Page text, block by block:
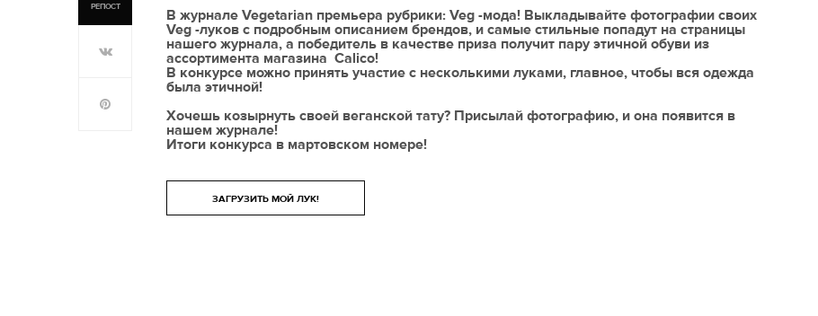
РЕПОСТ
В журнале Vegetarian премьера рубрики: Veg -мода! Выкладывайте фотографии своих
Veg -луков с подробным описанием брендов, и самые стильные попадут на страницы
нашего журнала, а победитель в качестве приза получит пару этичной обуви из
ассортимента магазина Calico!
В конкурсе можно принять участие с несколькими луками, главное, чтобы вся одежда
была этичной!
Хочешь козырнуть своей веганской тату? Присылай фотографию, и она появится в
нашем журнале!
Итоги конкурса в мартовском номере!
ЗАГРУЗИТЬ МОЙ ЛУК!